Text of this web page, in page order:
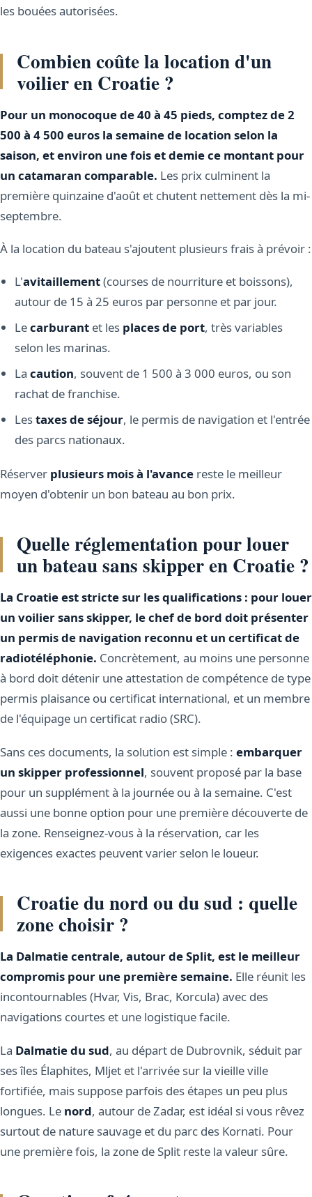
les bouées autorisées.
Combien coûte la location d'un
voilier en Croatie ?
Pour un monocoque de 40 à 45 pieds, comptez de 2
500 à 4 500 euros la semaine de location selon la
saison, et environ une fois et demie ce montant pour
un catamaran comparable. Les prix culminent la
première quinzaine d'août et chutent nettement dès la mi-
septembre.
À la location du bateau s'ajoutent plusieurs frais à prévoir :
L'avitaillement(courses de nourriture et boissons),
autour de 15 à 25 euros par personne et par jour.
Lecarburantet les places de port, très variables
selon les marinas.
La caution, souvent de 1 500 à 3 000 euros, ou son
rachat de franchise.
Lestaxes de séjour, le permis de navigation et l'entrée
des parcs nationaux.
Réserver plusieurs mois à l'avance reste le meilleur
moyen d'obtenir un bon bateau au bon prix.
Quelle réglementation pour louer
un bateau sans skipper en Croatie ?
La Croatie est stricte sur les qualifications : pour louer
un voilier sans skipper, le chef de bord doit présenter
un permis de navigation reconnu et un certificat de
radiotéléphonie. Concrètement, au moins une personne
à bord doit détenir une attestation de compétence de type
permis plaisance ou certificat international, et un membre
de l'équipage un certificat radio (SRC).
Sans ces documents, la solution est simple : embarquer
un skipper professionnel, souvent proposé par la base
pour un supplément à la journée ou à la semaine. C'est
aussi une bonne option pour une première découverte de
la zone. Renseignez-vous à la réservation, car les
exigences exactes peuvent varier selon le loueur.
Croatie du nord ou du sud : quelle
zone choisir ?
La Dalmatie centrale, autour de Split, est le meilleur
compromis pour une première semaine. Elle réunit les
incontournables (Hvar, Vis, Brac, Korcula) avec des
navigations courtes et une logistique facile.
La Dalmatie du sud, au départ de Dubrovnik, séduit par
ses îles Élaphites, Mljet et l'arrivée sur la vieille ville
fortifiée, mais suppose parfois des étapes un peu plus
longues. Le nord, autour de Zadar, est idéal si vous rêvez
surtout de nature sauvage et du parc des Kornati. Pour
une première fois, la zone de Split reste la valeur sûre.